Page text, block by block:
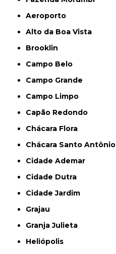
Aeroporto
Alto da Boa Vista
Brooklin
Campo Belo
Campo Grande
Campo Limpo
Capão Redondo
Chácara Flora
Chácara Santo Antônio
Cidade Ademar
Cidade Dutra
Cidade Jardim
Grajau
Granja Julieta
Heliópolis